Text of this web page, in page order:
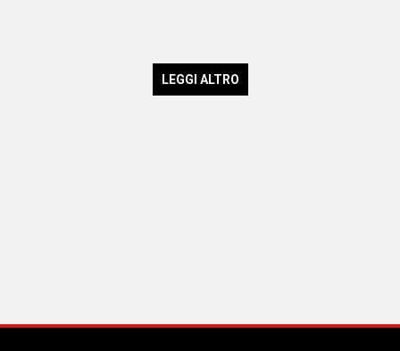
LEGGI ALTRO